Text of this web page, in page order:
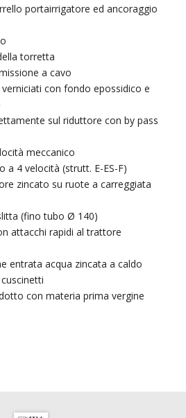
portairrigatore ed ancoraggio
torretta
a cavo
con fondo epossidico e
sul riduttore con by pass
meccanico
a 4 velocità (strutt. E-ES-F)
zincato su ruote a carreggiata
(fino tubo Ø 140)
attacchi rapidi al trattore
entrata acqua zincata a caldo
con materia prima vergine